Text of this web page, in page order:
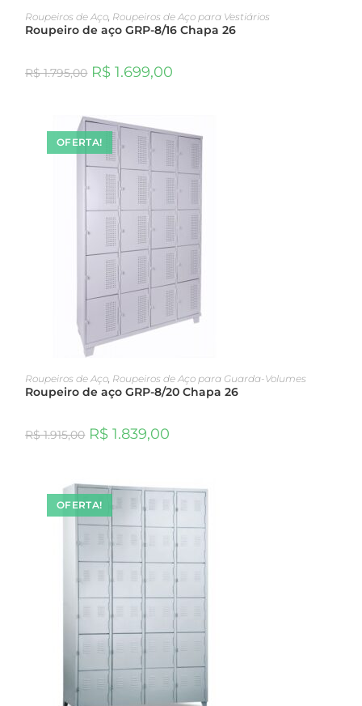
ADICIONAR AO CARRINHO
Roupeiros de Aço Roupeiros de Aço para Vestiários
Roupeiro de aço GRP-8/16 Chapa 26
R$1.795,00 R$ 1.699,00
OFERTA!
ADICIONAR AO CARRINHO
Roupeiros de Aço, Roupeiros de Aço para Guarda-Volumes
Roupeiro de aço GRP-8/20 Chapa 26
R$1.915,00 R$ 1.839,00
OFERTA!